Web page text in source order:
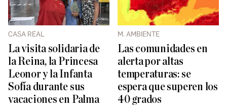
CASA REAL
La visita solidaria de
la Reina, la Princesa
Leonor y la Infanta
Sofía durante sus
vacaciones en Palma
M. AMBIENTE
Las comunidades en
alerta por altas
temperaturas: se
espera que superen los
40 grados